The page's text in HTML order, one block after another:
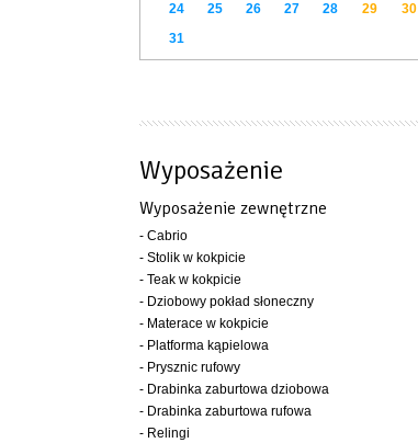
24
25 26 27 28 29
30
31
Wyposażenie
Wyposażenie zewnętrzne
- Cabrio
- Stolik w kokpicie
- Teak w kokpicie
- Dziobowy pokład słoneczny
- Materace w kokpicie
- Platforma kąpielowa
- Prysznic rufowy
- Drabinka zaburtowa dziobowa
- Drabinka zaburtowa rufowa
- Relingi